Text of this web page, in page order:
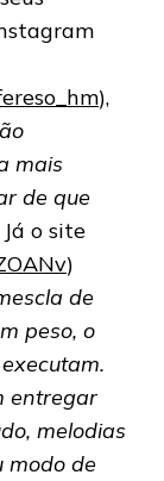
),
mais
de que
Já o site
)
de
peso, o
entregar
melodias
modo de